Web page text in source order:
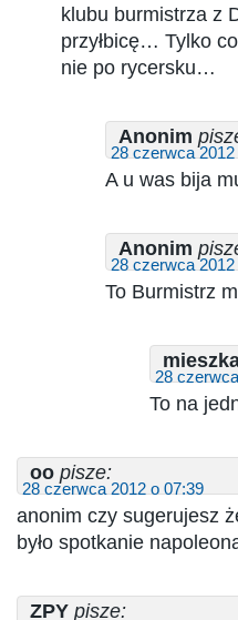
klubu burmistrza z
przyłbicę… Tylko
nie po rycersku…
Anonim
28 czerwca 2012
A u was bija
Anonim
28 czerwca 2012
To Burmistrz
28
To na
oo pisze:
28 czerwca 2012 o 07:39
anonim czy sugerujesz
było spotkanie
ZPY pisze: